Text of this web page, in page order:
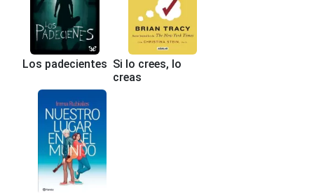
Los padecientes Si lo crees, lo
creas